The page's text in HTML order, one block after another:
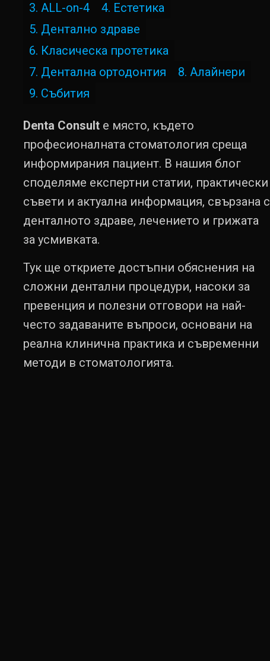
3. ALL-on-4
4. Естетика
5. Дентално здраве
6. Класическа протетика
7. Дентална ортодонтия
8. Алайнери
9. Събития
Denta Consultе място, където
професионалната стоматология среща
информирания пациент. В нашия блог
споделяме експертни статии, практически
съвети и актуална информация, свързана с
денталното здраве, лечението и грижата
за усмивката.
Тук ще откриете достъпни обяснения на
сложни дентални процедури, насоки за
превенция и полезни отговори на най-
често задаваните въпроси, основани на
реална клинична практика и съвременни
методи в стоматологията.